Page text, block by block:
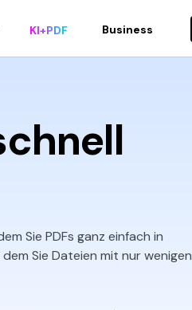
PDF Stapelbearbeiten
Version 12.0
KI+PDF Business
Sie PDFs ganz einfach in
Sie Dateien mit nur wenigen